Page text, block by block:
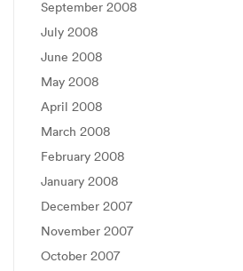
September 2008
July 2008
June 2008
May 2008
April 2008
March 2008
February 2008
January 2008
December 2007
November 2007
October 2007